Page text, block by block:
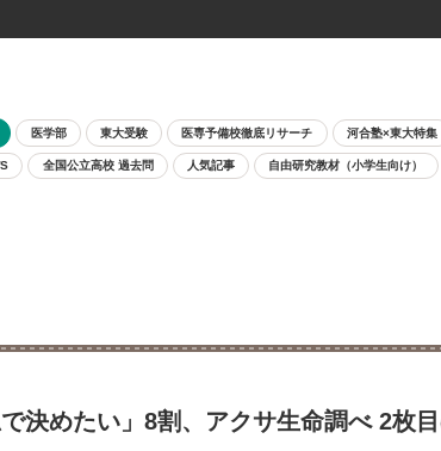
医学部 東大受験 医専予備校徹底リサーチ 河合塾×東大特集
全国公立高校 過去問 人気記事 自由研究教材（小学生向け）
決めたい」8割、アクサ生命調べ 2枚